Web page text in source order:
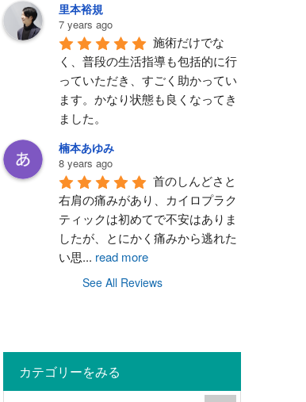
里本裕規
7 years ago
施術だけでな
く、普段の生活指導も包括的に行
っていただき、すごく助かってい
ます。かなり状態も良くなってき
ました。
楠本あゆみ
8 years ago
首のしんどさと
右肩の痛みがあり、カイロプラク
ティックは初めてで不安はありま
したが、とにかく痛みから逃れた
い思... read more
See All Reviews
カテゴリーをみる